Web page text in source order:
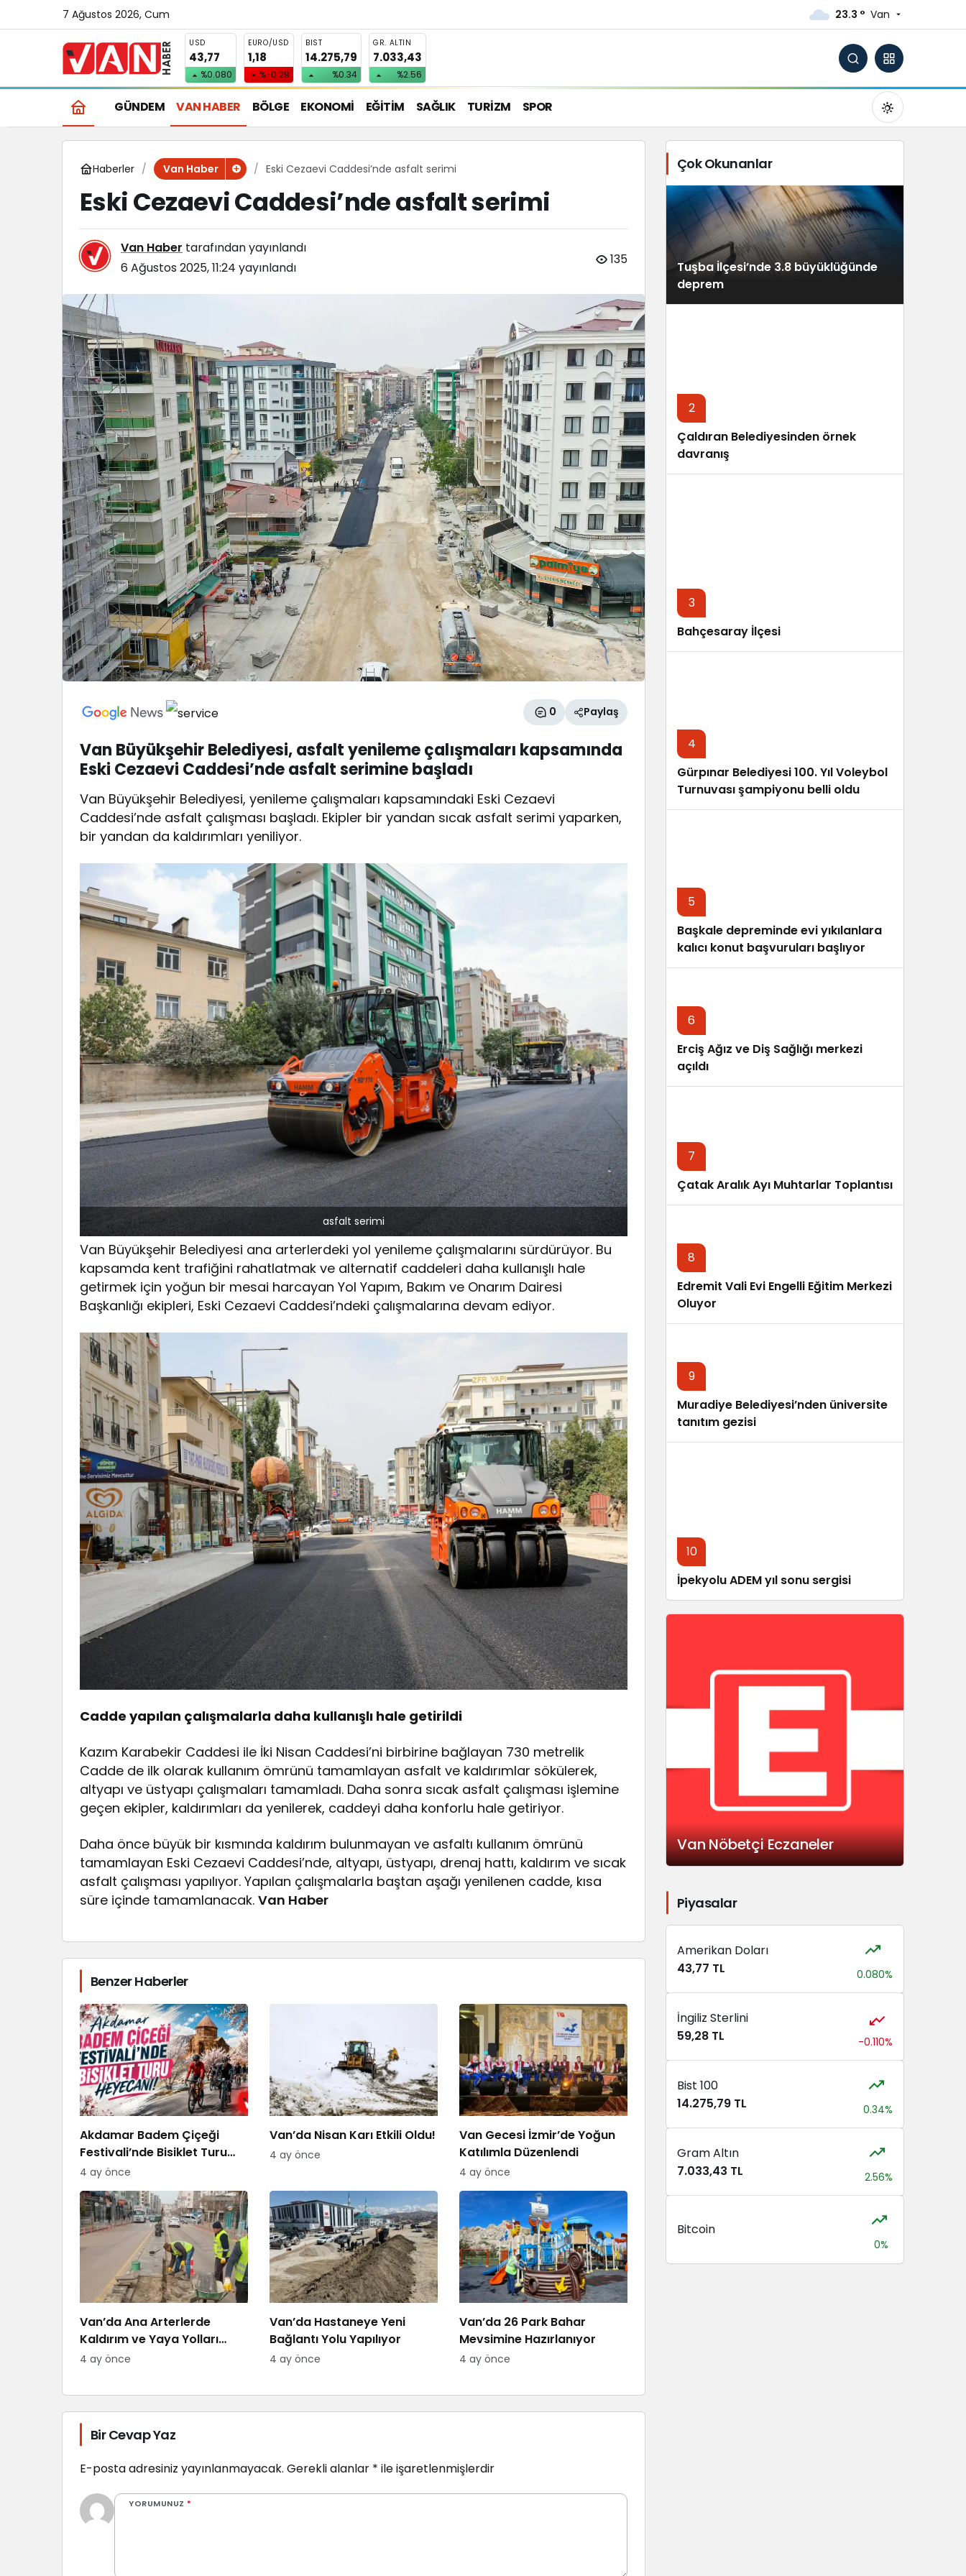
7 Ağustos 2026, Cum 23.3 ° Van
USD
43,77
%0.080
EURO/USD
1,18
%-0.29
BIST
14.275,79
%0.34
GR. ALTIN
7.033,43
%2.56
GÜNDEM VAN HABER BÖLGE EKONOMİ EĞİTİM SAĞLIK TURİZM SPOR
Gündüz Modu
Gündüz modunu seçin.
Haberler Van Haber Eski Cezaevi Caddesi’nde asfalt serimi
Eski Cezaevi Caddesi’nde asfalt serimi
Van Haber tarafından yayınlandı
6 Ağustos 2025, 11:24 yayınlandı
135
0 Paylaş
Van Büyükşehir Belediyesi, asfalt yenileme çalışmaları kapsamında
Eski Cezaevi Caddesi’nde asfalt serimine başladı
Van Büyükşehir Belediyesi, yenileme çalışmaları kapsamındaki Eski Cezaevi
Caddesi’nde asfalt çalışması başladı. Ekipler bir yandan sıcak asfalt serimi yaparken,
bir yandan da kaldırımları yeniliyor.
asfalt serimi
Van Büyükşehir Belediyesi ana arterlerdeki yol yenileme çalışmalarını sürdürüyor. Bu
kapsamda kent trafiğini rahatlatmak ve alternatif caddeleri daha kullanışlı hale
getirmek için yoğun bir mesai harcayan Yol Yapım, Bakım ve Onarım Dairesi
Başkanlığı ekipleri, Eski Cezaevi Caddesi’ndeki çalışmalarına devam ediyor.
Cadde yapılan çalışmalarla daha kullanışlı hale getirildi
Kazım Karabekir Caddesi ile İki Nisan Caddesi’ni birbirine bağlayan 730 metrelik
Cadde de ilk olarak kullanım ömrünü tamamlayan asfalt ve kaldırımlar sökülerek,
altyapı ve üstyapı çalışmaları tamamladı. Daha sonra sıcak asfalt çalışması işlemine
geçen ekipler, kaldırımları da yenilerek, caddeyi daha konforlu hale getiriyor.
Daha önce büyük bir kısmında kaldırım bulunmayan ve asfaltı kullanım ömrünü
tamamlayan Eski Cezaevi Caddesi’nde, altyapı, üstyapı, drenaj hattı, kaldırım ve sıcak
asfalt çalışması yapılıyor. Yapılan çalışmalarla baştan aşağı yenilenen cadde, kısa
süre içinde tamamlanacak.Van Haber
Benzer Haberler
Akdamar Badem Çiçeği
Festivali’nde Bisiklet Turu
Heyecanı
4 ay önce
Van’da Nisan Karı Etkili Oldu!
4 ay önce
Van Gecesi İzmir’de Yoğun
Katılımla Düzenlendi
4 ay önce
Van’da Ana Arterlerde
Kaldırım ve Yaya Yolları
Yenileniyor
4 ay önce
Van’da Hastaneye Yeni
Bağlantı Yolu Yapılıyor
4 ay önce
Van’da 26 Park Bahar
Mevsimine Hazırlanıyor
4 ay önce
Bir Cevap Yaz
E-posta adresiniz yayınlanmayacak. Gerekli alanlar * ile işaretlenmişlerdir
YORUMUNUZ *
Çok Okunanlar
Tuşba İlçesi’nde 3.8 büyüklüğünde
deprem
2
Çaldıran Belediyesinden örnek
davranış
3
Bahçesaray İlçesi
4
Gürpınar Belediyesi 100. Yıl Voleybol
Turnuvası şampiyonu belli oldu
5
Başkale depreminde evi yıkılanlara
kalıcı konut başvuruları başlıyor
6
Erciş Ağız ve Diş Sağlığı merkezi
açıldı
7
Çatak Aralık Ayı Muhtarlar Toplantısı
8
Edremit Vali Evi Engelli Eğitim Merkezi
Oluyor
9
Muradiye Belediyesi’nden üniversite
tanıtım gezisi
10
İpekyolu ADEM yıl sonu sergisi
Van Nöbetçi Eczaneler
Piyasalar
Amerikan Doları
43,77 TL
0.080%
İngiliz Sterlini
59,28 TL
-0.110%
Bist 100
14.275,79 TL
0.34%
Gram Altın
7.033,43 TL
2.56%
Bitcoin
0%